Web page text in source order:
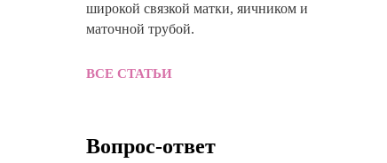
широкой связкой матки, яичником и
маточной трубой.
ВСЕ СТАТЬИ
Вопрос-ответ